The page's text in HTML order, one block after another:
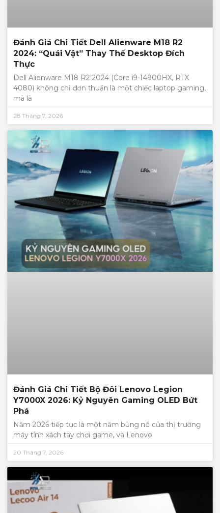
Đánh Giá Chi Tiết Dell Alienware M18 R2
2024: “Quái Vật” Thay Thế Desktop Đích
Thực
Dell Alienware M18 R2 2024 (Core i9-14900HX, RTX
4080) không chỉ đơn thuần là một chiếc laptop gaming,
mà là
28 Tháng 7, 2026
Đánh Giá Chi Tiết Bộ Đôi Lenovo Legion
Y7000X 2026: Kỷ Nguyên Gaming OLED Bứt
Phá
Năm 2026 tiếp tục là một năm bùng nổ của thị trường
máy tính xách tay chơi game, và Lenovo
20 Tháng 7, 2026